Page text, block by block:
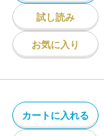
試し読み
お気に入り
カートに入れる